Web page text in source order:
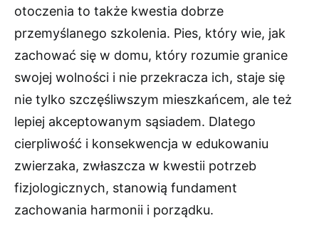
otoczenia to także kwestia dobrze
przemyślanego szkolenia. Pies, który wie, jak
zachować się w domu, który rozumie granice
swojej wolności i nie przekracza ich, staje się
nie tylko szczęśliwszym mieszkańcem, ale też
lepiej akceptowanym sąsiadem. Dlatego
cierpliwość i konsekwencja w edukowaniu
zwierzaka, zwłaszcza w kwestii potrzeb
fizjologicznych, stanowią fundament
zachowania harmonii i porządku.